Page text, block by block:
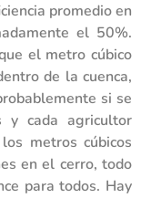
promedio en
el 50%.
el metro cúbico
de la cuenca,
si se
y cada agricultor
metros cúbicos
en el cerro, todo
para todos. Hay